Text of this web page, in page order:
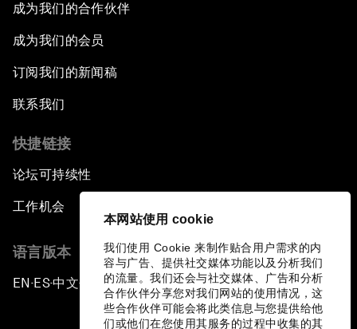
本网站使用 cookie
我们使用 Cookie 来制作贴合用户需求的内
容与广告、提供社交媒体功能以及分析我们
的流量。我们还会与社交媒体、广告和分析
合作伙伴分享您对我们网站的使用情况，这
些合作伙伴可能会将此类信息与您提供给他
们或他们在您使用其服务的过程中收集的其
成为我们的合作伙伴
成为我们的会员
订阅我们的新闻稿
联系我们
快捷链接
论坛可持续性
工作机会
语言版本
EN ▪ ES▪中文▪ 日本語